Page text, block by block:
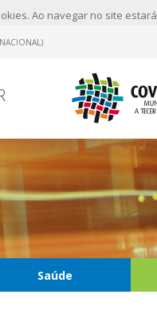
Ao navegar no site
Saúde